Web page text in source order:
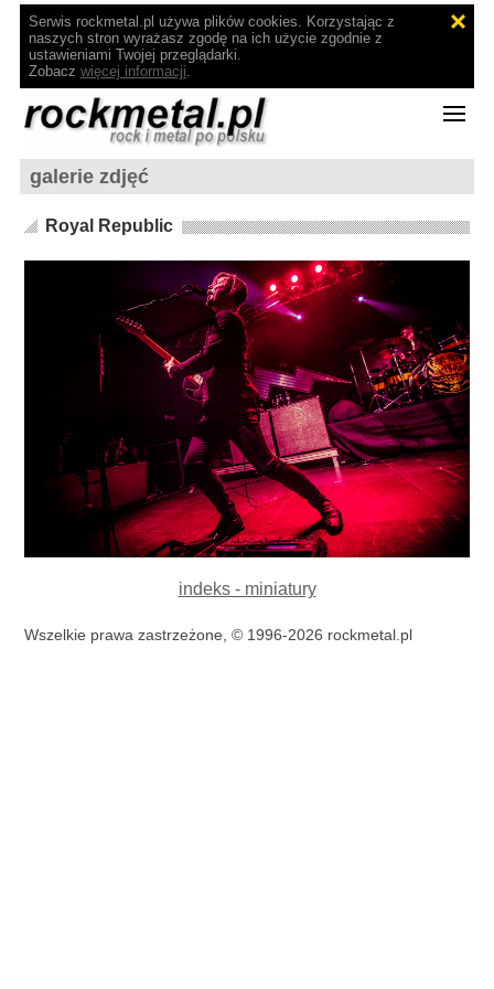
Serwis rockmetal.pl używa plików cookies. Korzystając z
naszych stron wyrażasz zgodę na ich użycie zgodnie z
ustawieniami Twojej przeglądarki.
Zobacz więcej informacji.
galerie zdjęć
Royal Republic
indeks - miniatury
Wszelkie prawa zastrzeżone, © 1996-2026 rockmetal.pl